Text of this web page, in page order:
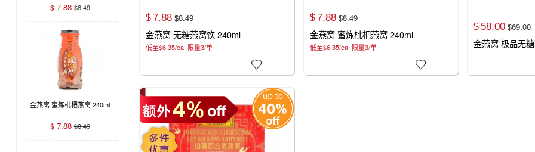
$ 7.88 $8.49
金燕窝 蜜炼枇杷燕窝 240ml
$ 7.88 $8.49
$7.88 $8.49
金燕窝 无糖燕窝饮 240ml
低至$6.35/ea, 限量3/单

$7.88 $8.49
金燕窝 蜜炼枇杷燕窝 240ml
低至$6.35/ea, 限量3/单

$ 58.00 $69.00
金燕窝 极品无